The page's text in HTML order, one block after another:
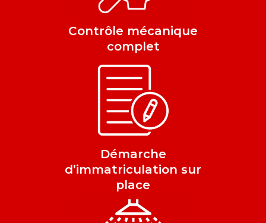
Contrôle mécanique
complet
Démarche
d’immatriculation sur
place